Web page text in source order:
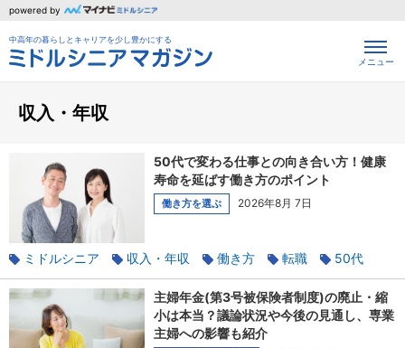
powered by
中高年の暮らしとキャリアを少し豊かにする
メニュー
収入・年収
50代で変わる仕事との向き合い方！健康
寿命を延ばす働き方のポイント
働き方を選ぶ 2026年8月 7日
ミドルシニア 収入・年収 働き方 転職
50代
長く働く
キャリアチェンジ
主婦年金(第3号被保険者制度)の廃止・縮
小は本当？議論状況や今後の見通し、専業
主婦への影響も紹介